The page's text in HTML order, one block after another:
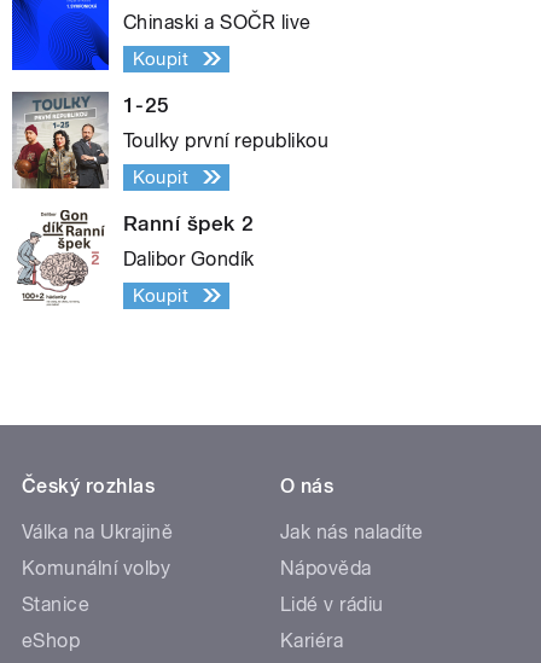
Chinaski a SOČR live
Koupit
1-25
Toulky první republikou
Koupit
Ranní špek 2
Dalibor Gondík
Koupit
Český rozhlas
Válka na Ukrajině
Komunální volby
Stanice
eShop
O nás
Jak nás naladíte
Nápověda
Lidé v rádiu
Kariéra